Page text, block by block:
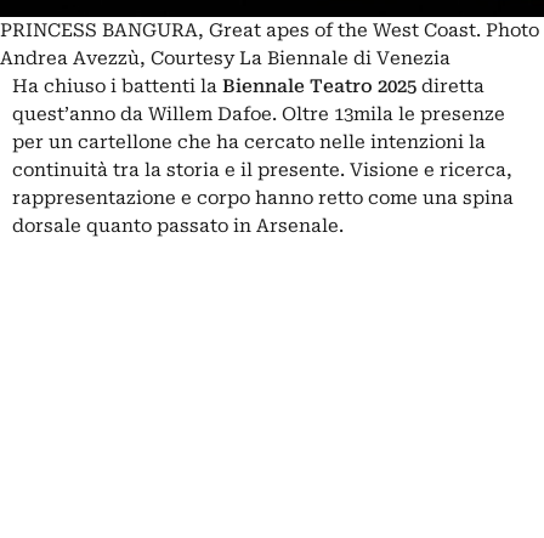
PRINCESS BANGURA, Great apes of the West Coast. Photo
Andrea Avezzù, Courtesy La Biennale di Venezia
Ha chiuso i battenti la Biennale Teatro 2025 diretta
quest’anno da Willem Dafoe. Oltre 13mila le presenze
per un cartellone che ha cercato nelle intenzioni la
continuità tra la storia e il presente. Visione e ricerca,
rappresentazione e corpo hanno retto come una spina
dorsale quanto passato in Arsenale.